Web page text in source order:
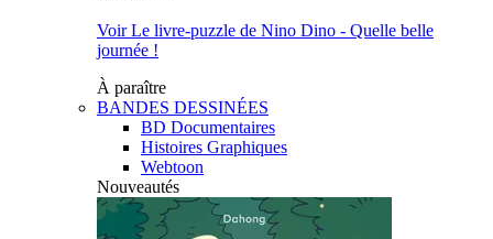
Voir Le livre-puzzle de Nino Dino - Quelle belle
journée !
À paraître
BANDES DESSINÉES
BD Documentaires
Histoires Graphiques
Webtoon
Nouveautés